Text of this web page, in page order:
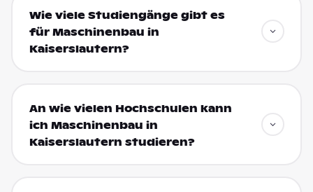
Wie viele Studiengänge gibt es
für Maschinenbau in
Kaiserslautern?
An wie vielen Hochschulen kann
ich Maschinenbau in
Kaiserslautern studieren?